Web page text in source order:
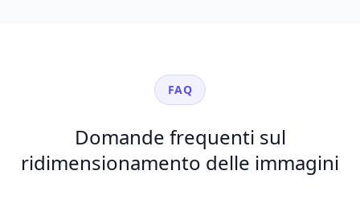
FAQ
Domande frequenti sul
ridimensionamento delle immagini